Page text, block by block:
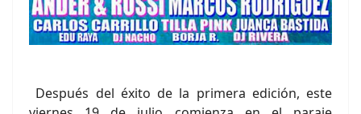
Después del éxito de la primera edición, este